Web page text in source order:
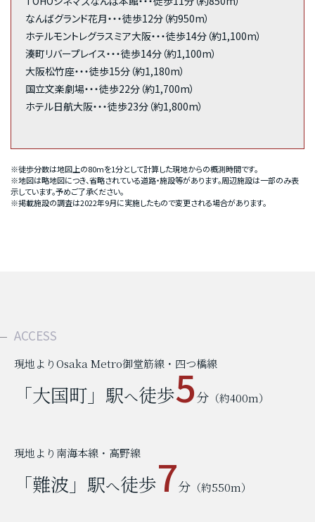
なんばグランド花月・・・徒歩12分（約950m）
ホテルモントレグラスミア大阪・・・徒歩14分（約1,100m）
湊町リバープレイス・・・徒歩14分（約1,100m）
大阪松竹座・・・徒歩15分（約1,180m）
国立文楽劇場・・・徒歩22分（約1,700m）
ホテル日航大阪・・・徒歩23分（約1,800m）
※徒歩分数は地図上の80mを1分として計算した現地からの概測時間です。
※地図は略地図につき、省略されている道路・施設等があります。周辺施設は一部のみ表
示しています。予めご了承ください。
※掲載施設の調査は2022年9月に実施したもので変更される場合があります。
ACCESS
現地よりOsaka Metro御堂筋線・四つ橋線
「大国町」駅へ徒歩5分 （約400m）
現地より南海本線・高野線
「難波」駅へ徒歩7分 （約550m）